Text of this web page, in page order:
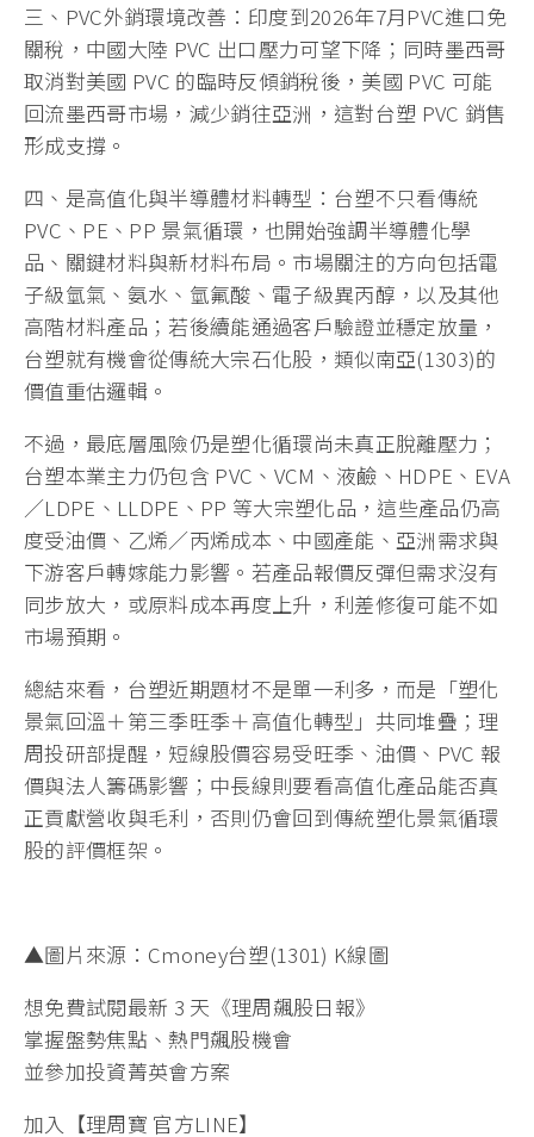
三、PVC外銷環境改善：印度到2026年7月PVC進口免
關稅，中國大陸 PVC 出口壓力可望下降；同時墨西哥
取消對美國 PVC 的臨時反傾銷稅後，美國 PVC 可能
回流墨西哥市場，減少銷往亞洲，這對台塑 PVC 銷售
形成支撐。
四、是高值化與半導體材料轉型：台塑不只看傳統
PVC、PE、PP 景氣循環，也開始強調半導體化學
品、關鍵材料與新材料布局。市場關注的方向包括電
子級氫氣、氨水、氫氟酸、電子級異丙醇，以及其他
高階材料產品；若後續能通過客戶驗證並穩定放量，
台塑就有機會從傳統大宗石化股，類似南亞(1303)的
價值重估邏輯。
不過，最底層風險仍是塑化循環尚未真正脫離壓力；
台塑本業主力仍包含 PVC、VCM、液鹼、HDPE、EVA
／LDPE、LLDPE、PP 等大宗塑化品，這些產品仍高
度受油價、乙烯／丙烯成本、中國產能、亞洲需求與
下游客戶轉嫁能力影響。若產品報價反彈但需求沒有
同步放大，或原料成本再度上升，利差修復可能不如
市場預期。
總結來看，台塑近期題材不是單一利多，而是「塑化
景氣回溫＋第三季旺季＋高值化轉型」共同堆疊；理
周投研部提醒，短線股價容易受旺季、油價、PVC 報
價與法人籌碼影響；中長線則要看高值化產品能否真
正貢獻營收與毛利，否則仍會回到傳統塑化景氣循環
股的評價框架。
▲圖片來源：Cmoney台塑(1301) K線圖
想免費試閱最新 3 天《理周飆股日報》
掌握盤勢焦點、熱門飆股機會
並參加投資菁英會方案
加入【理周寶 官方LINE】